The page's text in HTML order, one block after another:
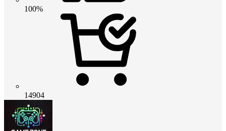
100%
14904